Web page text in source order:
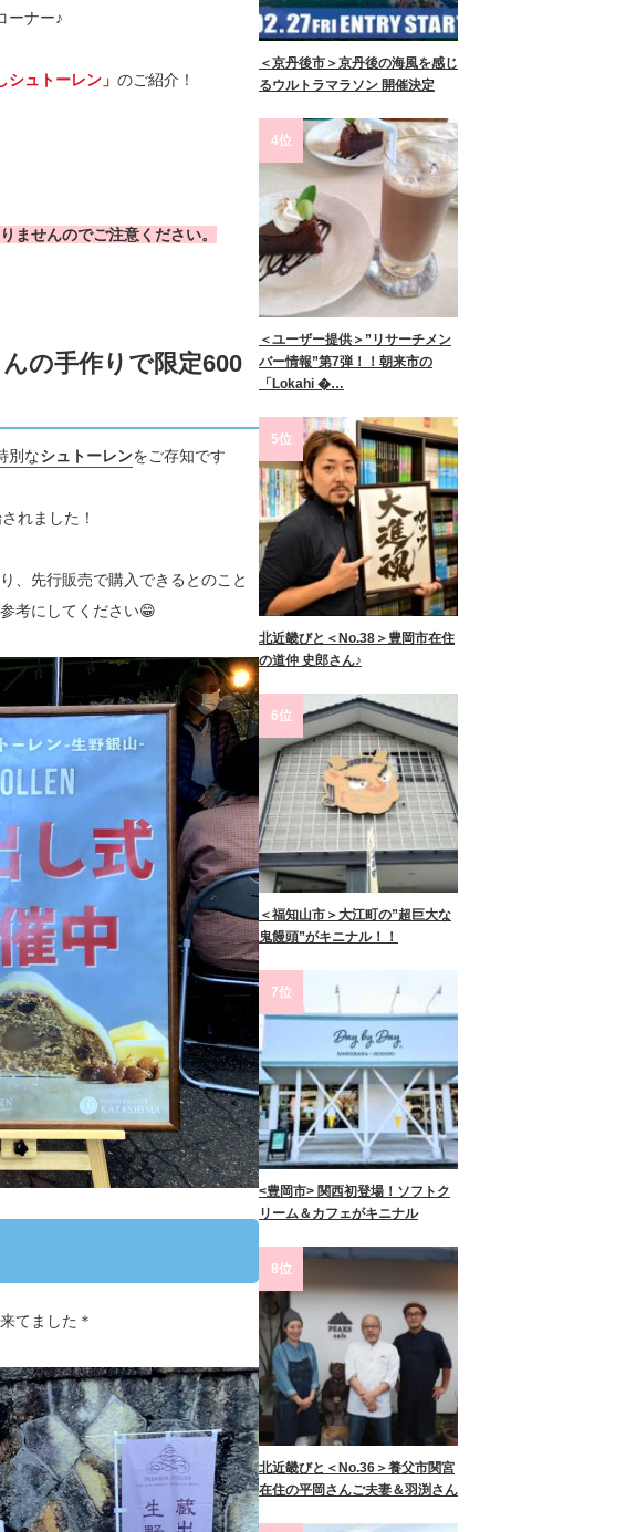
ーナー♪
シュトーレン」 のご紹介！
ませんのでご注意ください。
の手作りで限定600
別なシュトーレンをご存知です
れました！
、先行販売で購入できるとのこと
考にしてください😁
てました＊
＜京丹後市＞京丹後の海風を感じ
るウルトラマラソン 開催決定
4位
＜ユーザー提供＞”リサーチメン
バー情報”第7弾！！朝来市の
「Lokahi �…
5位
北近畿びと＜No.38＞豊岡市在住
の道仲 史郎さん♪
6位
＜福知山市＞大江町の”超巨大な
鬼饅頭”がキニナル！！
7位
<豊岡市> 関西初登場！ソフトク
リーム＆カフェがキニナル
8位
北近畿びと＜No.36＞養父市関宮
在住の平岡さんご夫妻＆羽渕さん